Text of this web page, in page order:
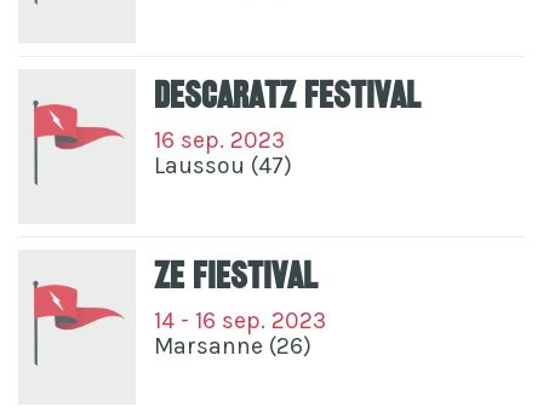
Descaratz Festival
16 sep. 2023
Laussou (47)
Ze Fiestival
14 - 16 sep. 2023
Marsanne (26)